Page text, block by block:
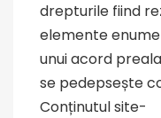
drepturile fiind
elemente
unui acord
se pedepsește
Conținutul site-